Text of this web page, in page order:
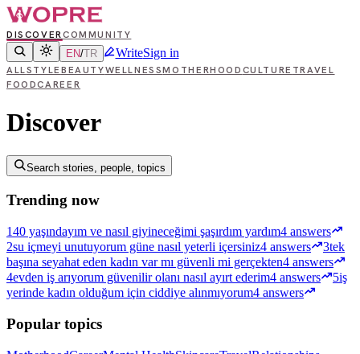
DISCOVERCOMMUNITY
EN/TR WriteSign in
ALLSTYLE BEAUTYWELLNESSMOTHERHOOD CULTURE TRAVEL
FOODCAREER
Discover
Search stories, people, topics
Trending now
140 yaşındayım ve nasıl giyineceğimi şaşırdım yardım4 answers
2su içmeyi unutuyorum güne nasıl yeterli içersiniz4 answers 3tek
başına seyahat eden kadın var mı güvenli mi gerçekten4 answers
4evden iş arıyorum güvenilir olanı nasıl ayırt ederim4 answers 5iş
yerinde kadın olduğum için ciddiye alınmıyorum4 answers
Popular topics